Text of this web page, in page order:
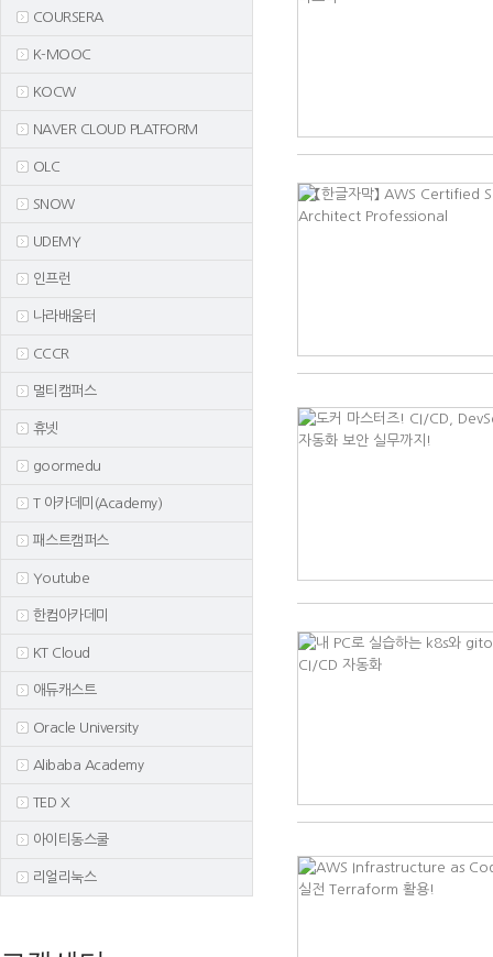
COURSERA
K-MOOC
KOCW
NAVER CLOUD PLATFORM
OLC
SNOW
UDEMY
인프런
나라배움터
CCCR
멀티캠퍼스
휴넷
goormedu
T 아카데미(Academy)
패스트캠퍼스
Youtube
한컴아카데미
KT Cloud
애듀캐스트
Oracle University
Alibaba Academy
TED X
아이티동스쿨
리얼리눅스